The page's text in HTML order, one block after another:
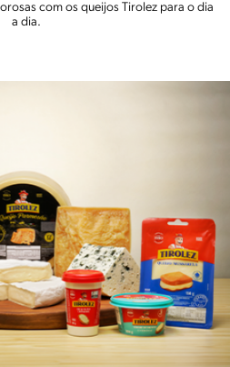
com os queijos Tirolez para o dia
a dia.